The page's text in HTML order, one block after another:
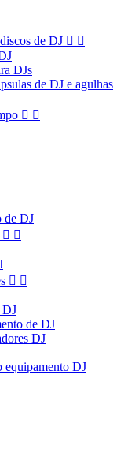
de DJ  
DJs
de DJ e agulhas
 
de DJ
 
 
DJ
de DJ
DJ
equipamento DJ